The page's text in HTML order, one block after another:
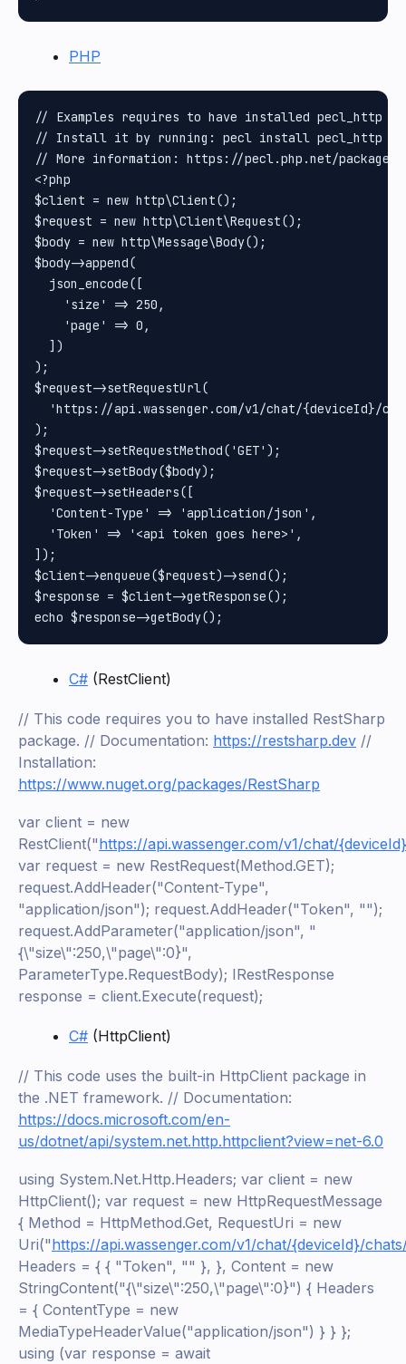
PHP
// Examples requires to have installed pecl_http
// Install it by running: pecl install pecl_http
// More information: https://pecl.php.net/package/
<?php
$client = new http\Client();
$request = new http\Client\Request();
$body = new http\Message\Body();
$body->append(
  json_encode([
    'size' => 250,
    'page' => 0,
  ])
);
$request->setRequestUrl(
'https://api.wassenger.com/v1/chat/{deviceId}/
);
$request->setRequestMethod('GET');
$request->setBody($body);
$request->setHeaders([
  'Content-Type' => 'application/json',
  'Token' => '<api token goes here>',
]);
$client->enqueue($request)->send();
$response = $client->getResponse();
C# (RestClient)
// This code requires you to have installed RestSharp
package. // Documentation: https://restsharp.dev //
Installation:
https://www.nuget.org/packages/RestSharp
var client = new
RestClient("https://api.wassenger.com/v1/chat/
var request = new RestRequest(Method.GET);
request.AddHeader("Content-Type",
"application/json"); request.AddHeader("Token", "");
request.AddParameter("application/json", "
{\"size\":250,\"page\":0}",
ParameterType.RequestBody); IRestResponse
response = client.Execute(request);
C# (HttpClient)
// This code uses the built-in HttpClient package in
the .NET framework. // Documentation:
https://docs.microsoft.com/en-
us/dotnet/api/system.net.http.httpclient?view=net-6.0
using System.Net.Http.Headers; var client = new
HttpClient(); var request = new HttpRequestMessage
{ Method = HttpMethod.Get, RequestUri = new
Uri("https://api.wassenger.com/v1/chat/{deviceId}/
Headers = { { "Token", "" }, }, Content = new
StringContent("{\"size\":250,\"page\":0}") { Headers
= { ContentType = new
MediaTypeHeaderValue("application/json") } } };
using (var response = await